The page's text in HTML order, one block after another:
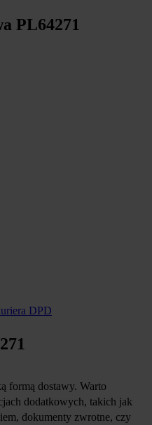
PL64271
DPD
formą dostawy. Warto
dodatkowych, takich jak
dokumenty zwrotne, czy